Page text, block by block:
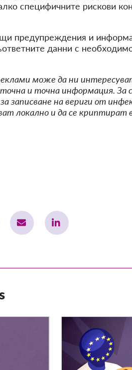
специфичните рискови
предупреждения и
данни с
може да ни
и точна информация. За
записване на вериги от
локално и да се